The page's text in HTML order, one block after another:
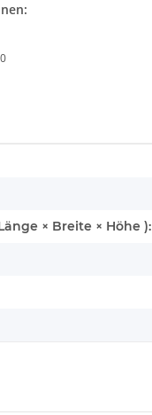
× Breite × Höhe ):